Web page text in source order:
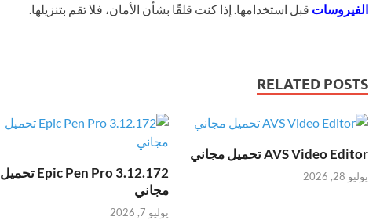
الفيروسات قبل استخدامها. إذا كنت قلقًا بشأن الأمان، فلا تقم بتنزيلها.
RELATED POSTS
AVS Video Editor تحميل مجاني
يوليو 28, 2026
Epic Pen Pro 3.12.172 تحميل
مجاني
يوليو 7, 2026